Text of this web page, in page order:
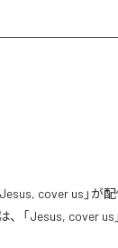
Jesus, cover us」
「Jesus, cover us